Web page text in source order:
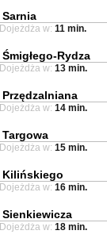
Sarnia
Dojeżdża w: 11 min.
Śmigłego-Rydza
Dojeżdża w: 13 min.
Przędzalniana
Dojeżdża w: 14 min.
Targowa
Dojeżdża w: 15 min.
Kilińskiego
Dojeżdża w: 16 min.
Sienkiewicza
Dojeżdża w: 18 min.